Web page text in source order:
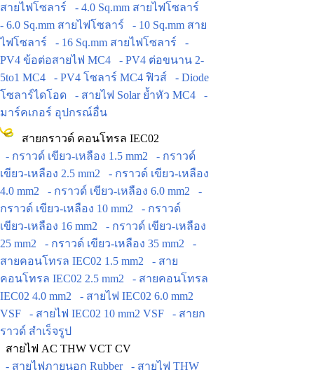
สายไฟโซลาร์
- 4.0 Sq.mm สายไฟโซลาร์
- 6.0 Sq.mm สายไฟโซลาร์
- 10 Sq.mm สาย
ไฟโซลาร์
- 16 Sq.mm สายไฟโซลาร์
-
PV4 ข้อต่อสายไฟ MC4
- PV4 ต่อขนาน 2-
5to1 MC4
- PV4 โซลาร์ MC4 ฟิวส์
- Diode
โซลาร์ไดโอด
- สายไฟ Solar ย้ำหัว MC4
-
มาร์คเกอร์ อุปกรณ์อื่น
สายกราวด์ คอนโทรล IEC02
- กราวด์ เขียว-เหลือง 1.5 mm2
- กราวด์
เขียว-เหลือง 2.5 mm2
- กราวด์ เขียว-เหลือง
4.0 mm2
- กราวด์ เขียว-เหลือง 6.0 mm2
-
กราวด์ เขียว-เหลือง 10 mm2
- กราวด์
เขียว-เหลือง 16 mm2
- กราวด์ เขียว-เหลือง
25 mm2
- กราวด์ เขียว-เหลือง 35 mm2
-
สายคอนโทรล IEC02 1.5 mm2
- สาย
คอนโทรล IEC02 2.5 mm2
- สายคอนโทรล
IEC02 4.0 mm2
- สายไฟ IEC02 6.0 mm2
VSF
- สายไฟ IEC02 10 mm2 VSF
- สายก
ราวด์ สำเร็จรูป
สายไฟ AC THW VCT CV
- สายไฟภายนอก Rubber
- สายไฟ THW